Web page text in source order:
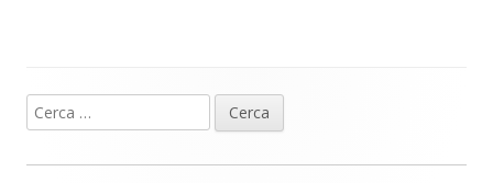
Barra
laterale
Ricerca
per: